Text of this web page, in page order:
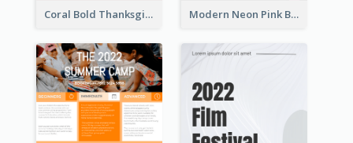
Coral Bold Thanksgiving Dinner Promotion Flyer Modern Neon Pink Black Friday Shopping Sale Day Flyer